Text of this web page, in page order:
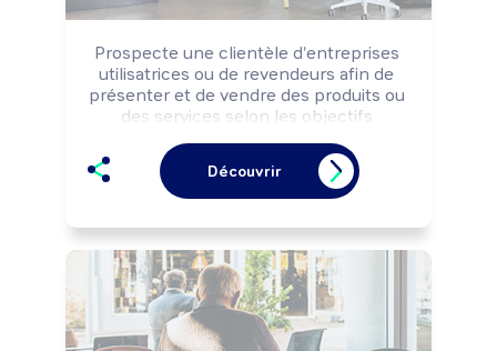
Prospecte une clientèle d'entreprises
utilisatrices ou de revendeurs afin de
présenter et de vendre des produits ou
des services selon les objectifs
Réalise le suivi commercial de la
clientèle (opérations de fidélisation,
enquêtes de satisfaction, ...).
de vente.
Découvrir